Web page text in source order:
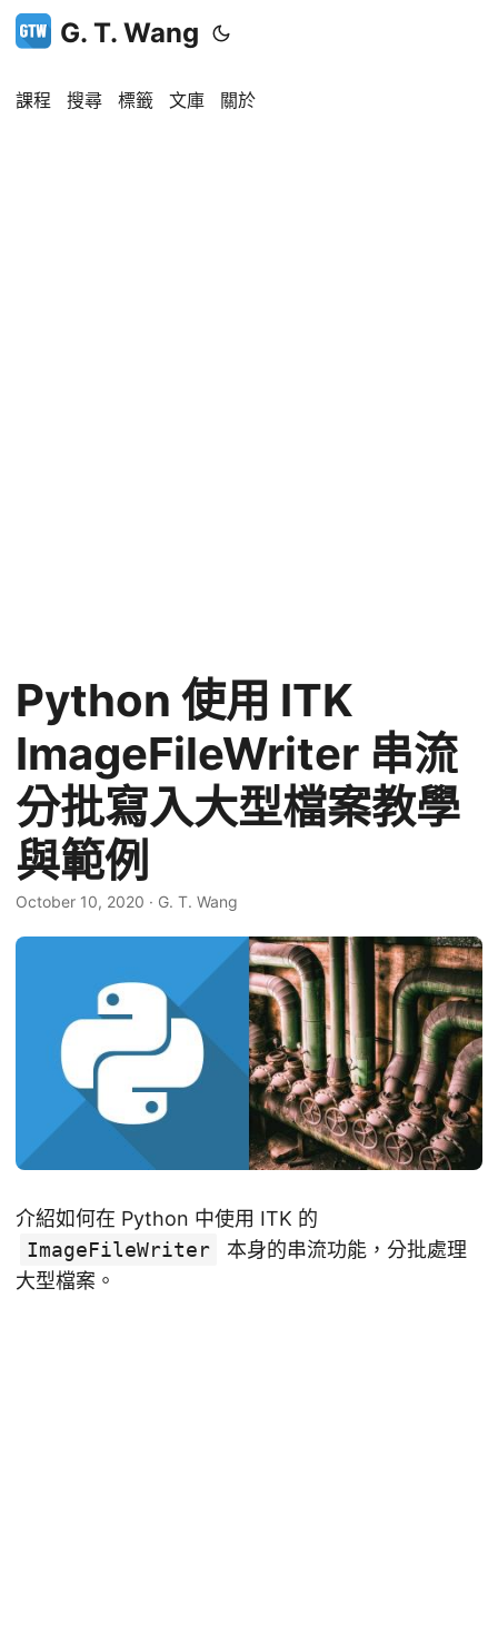
G. T. Wang
課程 搜尋 標籤 文庫 關於
Python 使用 ITK
ImageFileWriter 串流
分批寫入大型檔案教學
與範例
October 10, 2020 · G. T. Wang
介紹如何在 Python 中使用 ITK 的
ImageFileWriter
本身的串流功能，分批處理
大型檔案。